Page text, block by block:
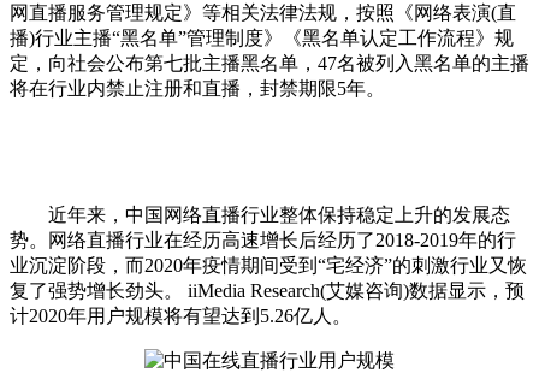
网直播服务管理规定》等相关法律法规，按照《网络表演(直
播)行业主播“黑名单”管理制度》《黑名单认定工作流程》规
定，向社会公布第七批主播黑名单，47名被列入黑名单的主播
将在行业内禁止注册和直播，封禁期限5年。
近年来，中国网络直播行业整体保持稳定上升的发展态
势。网络直播行业在经历高速增长后经历了2018-2019年的行
业沉淀阶段，而2020年疫情期间受到“宅经济”的刺激行业又恢
复了强势增长劲头。 iiMedia Research(艾媒咨询)数据显示，预
计2020年用户规模将有望达到5.26亿人。